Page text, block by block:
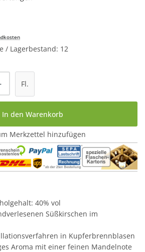
von 4.8 von 5 Sternen
/ Lagerbestand: 12
Gib den gewünschten
Fl.
In den Warenkorb
Merkzettel hinzufügen
40% vol
Süßkirschen im
in Kupferbrennblasen
Aroma mit einer feinen Mandelnote